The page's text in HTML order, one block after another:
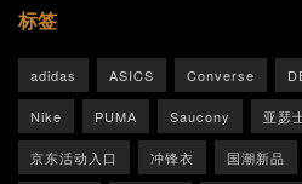
标签
adidas ASICS Converse
Nike PUMA Saucony 亚瑟
京东活动入口 冲锋衣 国潮新品